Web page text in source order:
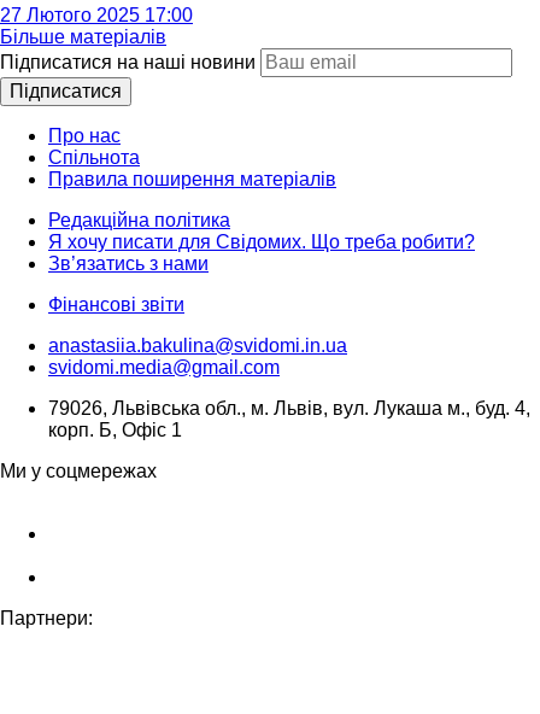
27 Лютого 2025 17:00
Більше матеріалів
Підписатися на наші новини
Підписатися
Про нас
Спільнота
Правила поширення матеріалів
Редакційна політика
Я хочу писати для Свідомих. Що треба робити?
Зв’язатись з нами
Фінансові звіти
anastasiia.bakulina@svidomi.in.ua
svidomi.media@gmail.com
79026, Львівська обл., м. Львів, вул. Лукаша м., буд. 4,
корп. Б, Офіс 1
Ми у соцмережах
Партнери: